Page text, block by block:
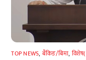
TOP NEWS, बैंकिङ/बिमा,